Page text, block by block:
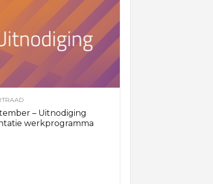
– Uitnodiging
werkprogramma